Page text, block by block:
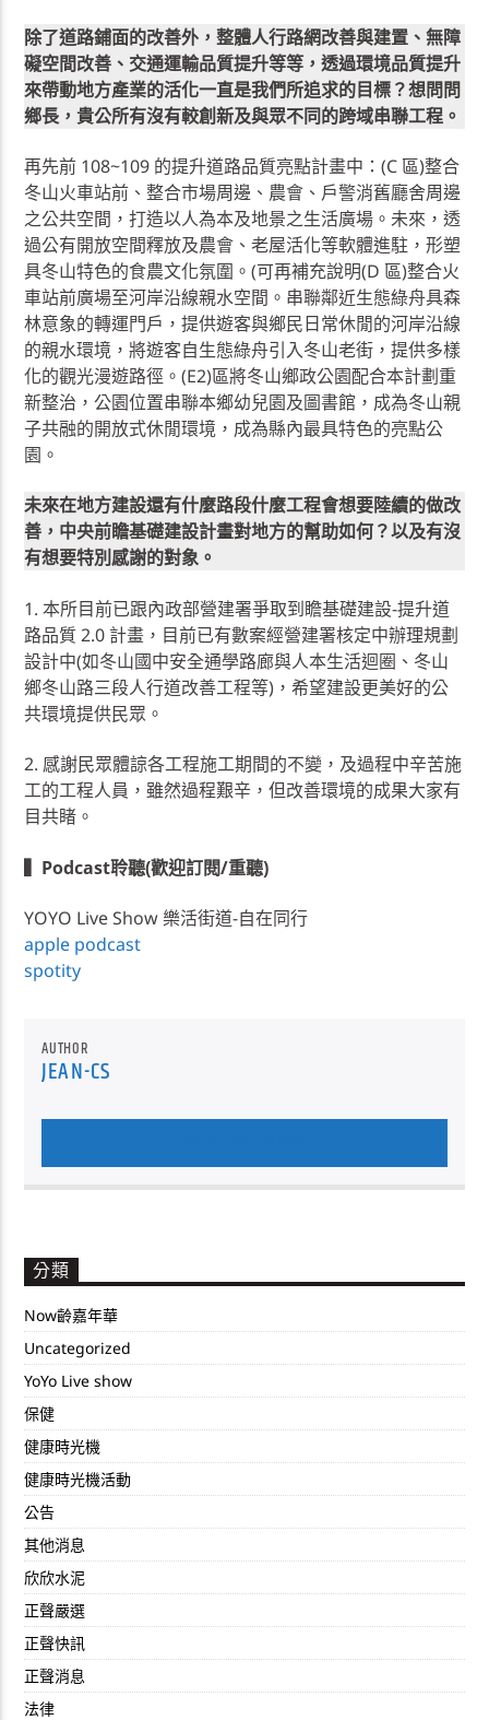
除了道路鋪面的改善外，整體人行路網改善與建置、無障
礙空間改善、交通運輸品質提升等等，透過環境品質提升
來帶動地方產業的活化一直是我們所追求的目標？想問問
鄉長，貴公所有沒有較創新及與眾不同的跨域串聯工程。
再先前 108~109 的提升道路品質亮點計畫中：(C 區)整合
冬山火車站前、整合市場周邊、農會、戶警消舊廳舍周邊
之公共空間，打造以人為本及地景之生活廣場。未來，透
過公有開放空間釋放及農會、老屋活化等軟體進駐，形塑
具冬山特色的食農文化氛圍。(可再補充說明(D 區)整合火
車站前廣場至河岸沿線親水空間。串聯鄰近生態綠舟具森
林意象的轉運門戶，提供遊客與鄉民日常休閒的河岸沿線
的親水環境，將遊客自生態綠舟引入冬山老街，提供多樣
化的觀光漫遊路徑。(E2)區將冬山鄉政公園配合本計劃重
新整治，公園位置串聯本鄉幼兒園及圖書館，成為冬山親
子共融的開放式休閒環境，成為縣內最具特色的亮點公
園。
未來在地方建設還有什麼路段什麼工程會想要陸續的做改
善，中央前瞻基礎建設計畫對地方的幫助如何？以及有沒
有想要特別感謝的對象。
1. 本所目前已跟內政部營建署爭取到瞻基礎建設-提升道
路品質 2.0 計畫，目前已有數案經營建署核定中辦理規劃
設計中(如冬山國中安全通學路廊與人本生活迴圈、冬山
鄉冬山路三段人行道改善工程等)，希望建設更美好的公
共環境提供民眾。
2. 感謝民眾體諒各工程施工期間的不變，及過程中辛苦施
工的工程人員，雖然過程艱辛，但改善環境的成果大家有
目共睹。
▍Podcast聆聽(歡迎訂閱/重聽)
YOYO Live Show 樂活街道-自在同行
apple podcast
spotity
AUTHOR
JEAN-CS
分類
Now齡嘉年華
Uncategorized
YoYo Live show
保健
健康時光機
健康時光機活動
公告
其他消息
欣欣水泥
正聲嚴選
正聲快訊
正聲消息
法律